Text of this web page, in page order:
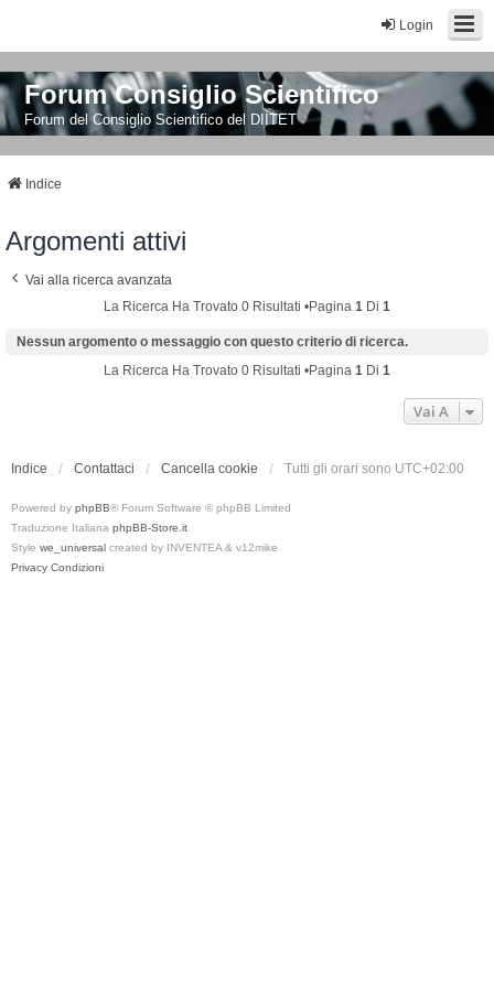
Login
Forum Consiglio Scientifico
Forum del Consiglio Scientifico del DIITET
Indice
Argomenti attivi
Vai alla ricerca avanzata
La Ricerca Ha Trovato 0 Risultati •Pagina 1 Di 1
Nessun argomento o messaggio con questo criterio di ricerca.
La Ricerca Ha Trovato 0 Risultati •Pagina 1 Di 1
Vai A
Indice Contattaci Cancella cookie Tutti gli orari sono UTC+02:00
Powered by phpBB® Forum Software © phpBB Limited
Traduzione Italiana phpBB-Store.it
Style we_universal created by INVENTEA & v12mike
Privacy Condizioni